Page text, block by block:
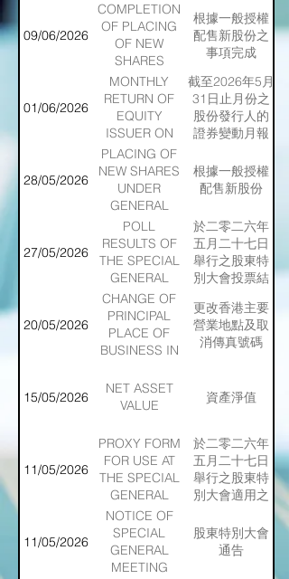
09/06/2026
COMPLETION
OF PLACING
OF NEW
SHARES
UNDER
GENERAL
MANDATE
根據一般授權
配售新股份之
事項完成
01/06/2026
MONTHLY
RETURN OF
EQUITY
ISSUER ON
MOVEMENTS
IN
SECURITIES
FOR THE
MONTH
ENDED
31/05/2026
截至2026年5月
31日止月份之
股份發行人的
證券變動月報
28/05/2026
PLACING OF
NEW SHARES
UNDER
GENERAL
MANDATE
根據一般授權
配售新股份
27/05/2026
POLL
RESULTS OF
THE SPECIAL
GENERAL
MEETING
HELD ON 27
MAY 2026
於二零二六年
五月二十七日
舉行之股東特
別大會投票結
20/05/2026
CHANGE OF
PRINCIPAL
PLACE OF
BUSINESS IN
AND
CANCELLATION
NUMBER
更改香港主要
營業地點及取
消傳真號碼
15/05/2026
NET ASSET
VALUE
資產淨值
11/05/2026
PROXY FORM
FOR USE AT
THE SPECIAL
GENERAL
MEETING ON
27 MAY 2026
於二零二六年
五月二十七日
舉行之股東特
別大會適用之
11/05/2026
NOTICE OF
SPECIAL
GENERAL
MEETING
股東特別大會
通告